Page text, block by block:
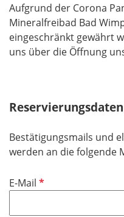
Aufgrund der Corona
Mineralfreibad Bad
eingeschränkt gewährt
uns über die Öffnung
Reservierungsdaten
Bestätigungsmails und
werden an die folgende
E-Mail P